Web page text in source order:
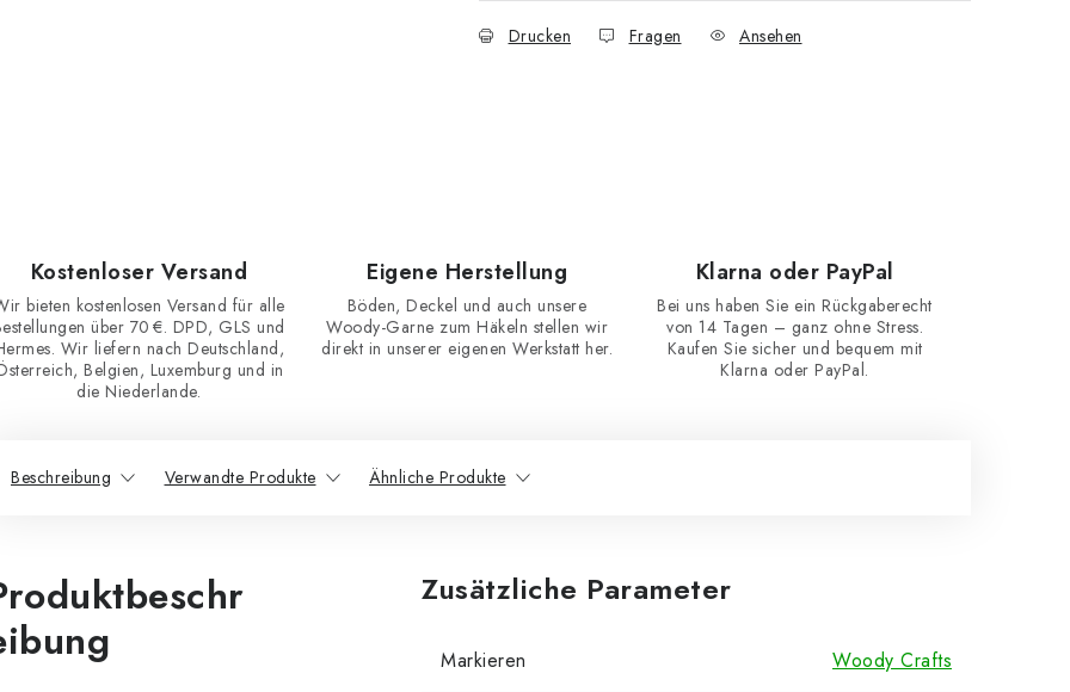
Drucken Fragen Ansehen
Kostenloser Versand
bieten kostenlosen Versand für alle
über 70 €. DPD, GLS und
Wir liefern nach Deutschland,
Belgien, Luxemburg und in
die Niederlande.
Eigene Herstellung
Böden, Deckel und auch unsere
Woody-Garne zum Häkeln stellen wir
direkt in unserer eigenen Werkstatt her.
Klarna oder PayPal
Bei uns haben Sie ein Rückgaberecht
von 14 Tagen – ganz ohne Stress.
Kaufen Sie sicher und bequem mit
Klarna oder PayPal.
Beschreibung Verwandte Produkte Ähnliche Produkte
Zusätzliche Parameter
Markieren Woody Crafts